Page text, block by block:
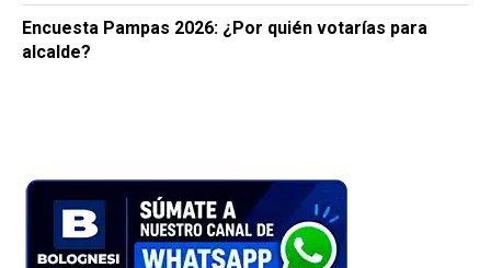
Encuesta Pampas 2026: ¿Por quién votarías para
alcalde?